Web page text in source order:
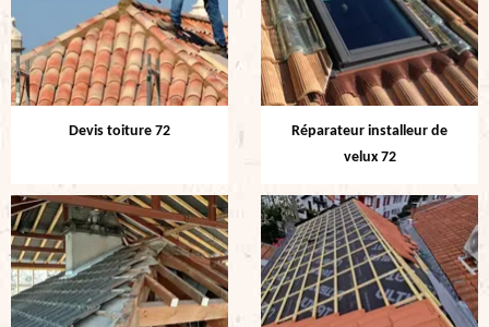
Devis toiture 72
Réparateur installeur de
velux 72